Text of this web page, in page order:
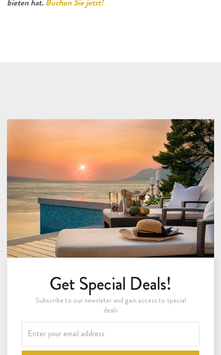
bieten hat. Buchen Sie jetzt!
Get Special Deals!
Subscribe to our newsleter and gain access to special
deals